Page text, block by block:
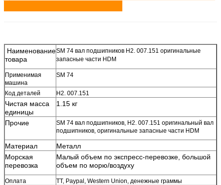
Наименование
товара
SM 74 вал подшипников H2. 007.151 оригинальные
запасные части HDM
Применимая
машина
SM 74
Код деталей H2. 007.151
Чистая масса
единицы
1.15 кг
Прочие
SM 74 вал подшипников, H2. 007.151 оригинальный вал
подшипников, оригинальные запасные части HDM
Материал
Металл
Морская
перевозка
Малый объем по экспресс-перевозке, большой
объем по морю/воздуху
Оплата TT, Paypal, Western Union, денежные граммы